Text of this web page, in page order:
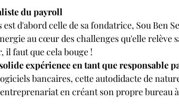
du payroll
d'abord celle de sa fondatrice, Sou Ben
au cœur des challenges qu'elle relève
faut que cela bouge !
expérience en tant que responsable
bancaires, cette autodidacte de
en créant son propre bureau